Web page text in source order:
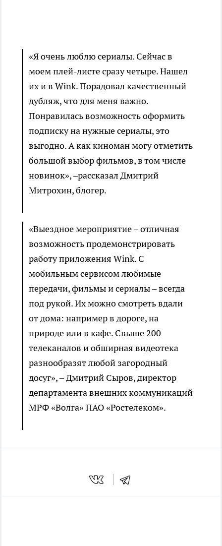
«Я очень люблю сериалы. Сейчас в
моем плей-листе сразу четыре. Нашел
их и в Wink. Порадовал качественный
дубляж, что для меня важно.
Понравилась возможность оформить
подписку на нужные сериалы, это
выгодно. А как киноман могу отметить
большой выбор фильмов, в том числе
новинок», –рассказал Дмитрий
Митрохин, блогер.
«Выездное мероприятие – отличная
возможность продемонстрировать
работу приложения Wink. С
мобильным сервисом любимые
передачи, фильмы и сериалы – всегда
под рукой. Их можно смотреть вдали
от дома: например в дороге, на
природе или в кафе. Свыше 200
телеканалов и обширная видеотека
разнообразят любой загородный
досуг», – Дмитрий Сыров, директор
департамента внешних коммуникаций
МРФ «Волга» ПАО «Ростелеком».